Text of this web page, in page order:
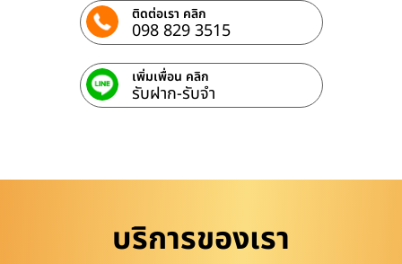
ติดต่อเรา คลิก
098 829 3515
เพิ่มเพื่อน คลิก
รับฝาก-รับจํา
บริการของเรา